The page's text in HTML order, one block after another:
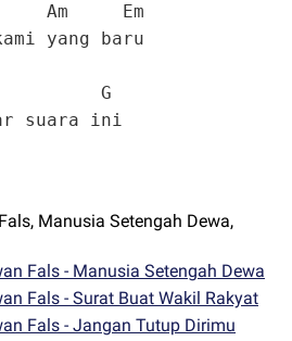
Em
yang baru
suara ini
Manusia Setengah Dewa,
Fals - Manusia Setengah Dewa
Fals - Surat Buat Wakil Rakyat
Fals - Jangan Tutup Dirimu